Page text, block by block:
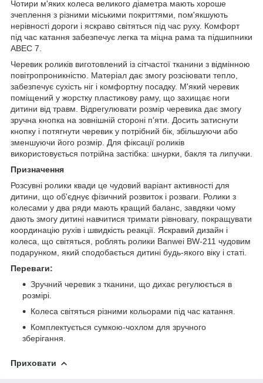
Чотири м'яких колеса великого діаметра мають хороше
зчеплення з різними міськими покриттями, пом'якшують
нерівності дороги і яскраво світяться під час руху. Комфорт
під час катання забезпечує легка та міцна рама та підшипники
ABEC 7.
Черевик роликів виготовлений із сітчастої тканини з відмінною
повітропроникністю. Матеріал дає змогу розсіювати тепло,
забезпечує сухість ніг і комфортну посадку. М'який черевик
поміщений у жорстку пластикову раму, що захищає ноги
дитини від травм. Відрегулювати розмір черевика дає змогу
зручна кнопка на зовнішній стороні п'яти. Досить затиснути
кнопку і потягнути черевик у потрібний бік, збільшуючи або
зменшуючи його розмір. Для фіксації роликів
використовується потрійна застібка: шнурки, бакля та липучки.
Призначення
Розсувні ролики квади це чудовий варіант активності для
дитини, що об'єднує фізичний розвиток і розваги. Ролики з
колесами у два ряди мають кращий баланс, завдяки чому
дають змогу дитині навчитися тримати рівновагу, покращувати
координацію рухів і швидкість реакції. Яскравий дизайн і
колеса, що світяться, роблять ролики Banwei BW-211 чудовим
подарунком, який сподобається дитині будь-якого віку і статі.
Переваги:
Зручний черевик з тканини, що дихає регулюється в
розмірі.
Колеса світяться різними кольорами під час катання.
Комплектується сумкою-чохлом для зручного
зберігання.
Приховати